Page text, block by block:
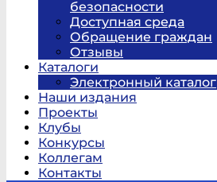
безопасности
Доступная среда
Обращение граждан
Отзывы
Каталоги
Электронный каталог
Наши издания
Проекты
Клубы
Конкурсы
Коллегам
Контакты